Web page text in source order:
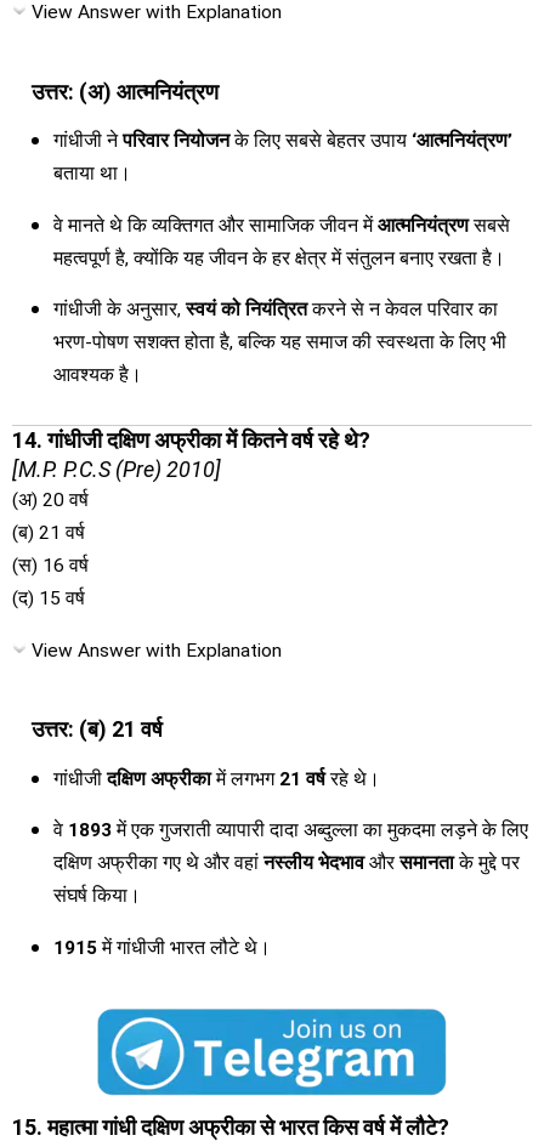
View Answer with Explanation
उत्तर: (अ) आत्मनियंत्रण
गांधीजी नेपरिवार नियोजनके लिए सबसे बेहतर उपाय ‘आत्मनियंत्रण’
बताया था।
वे मानते थे कि व्यक्तिगत और सामाजिक जीवन मेंआत्मनियंत्रणसबसे
महत्वपूर्ण है, क्योंकि यह जीवन के हर क्षेत्र में संतुलन बनाए रखता है।
गांधीजी के अनुसार,स्वयं को नियंत्रितकरने से न केवल परिवार का
भरण-पोषण सशक्त होता है, बल्कि यह समाज की स्वस्थता के लिए भी
आवश्यक है।
14. गांधीजी दक्षिण अफ्रीका में कितने वर्ष रहे थे?
[M.P. P.C.S (Pre) 2010]
(अ) 20 वर्ष
(ब) 21 वर्ष
(स) 16 वर्ष
(द) 15 वर्ष
View Answer with Explanation
उत्तर: (ब) 21 वर्ष
गांधीजीदक्षिण अफ्रीकामें लगभग 21 वर्षरहे थे।
वे 1893में एक गुजराती व्यापारी दादा अब्दुल्ला का मुकदमा लड़ने के लिए
दक्षिण अफ्रीका गए थे और वहांनस्लीय भेदभावऔरसमानताके मुद्दे पर
संघर्ष किया।
1915में गांधीजी भारत लौटे थे।
15. महात्मा गांधी दक्षिण अफ्रीका से भारत किस वर्ष में लौटे?